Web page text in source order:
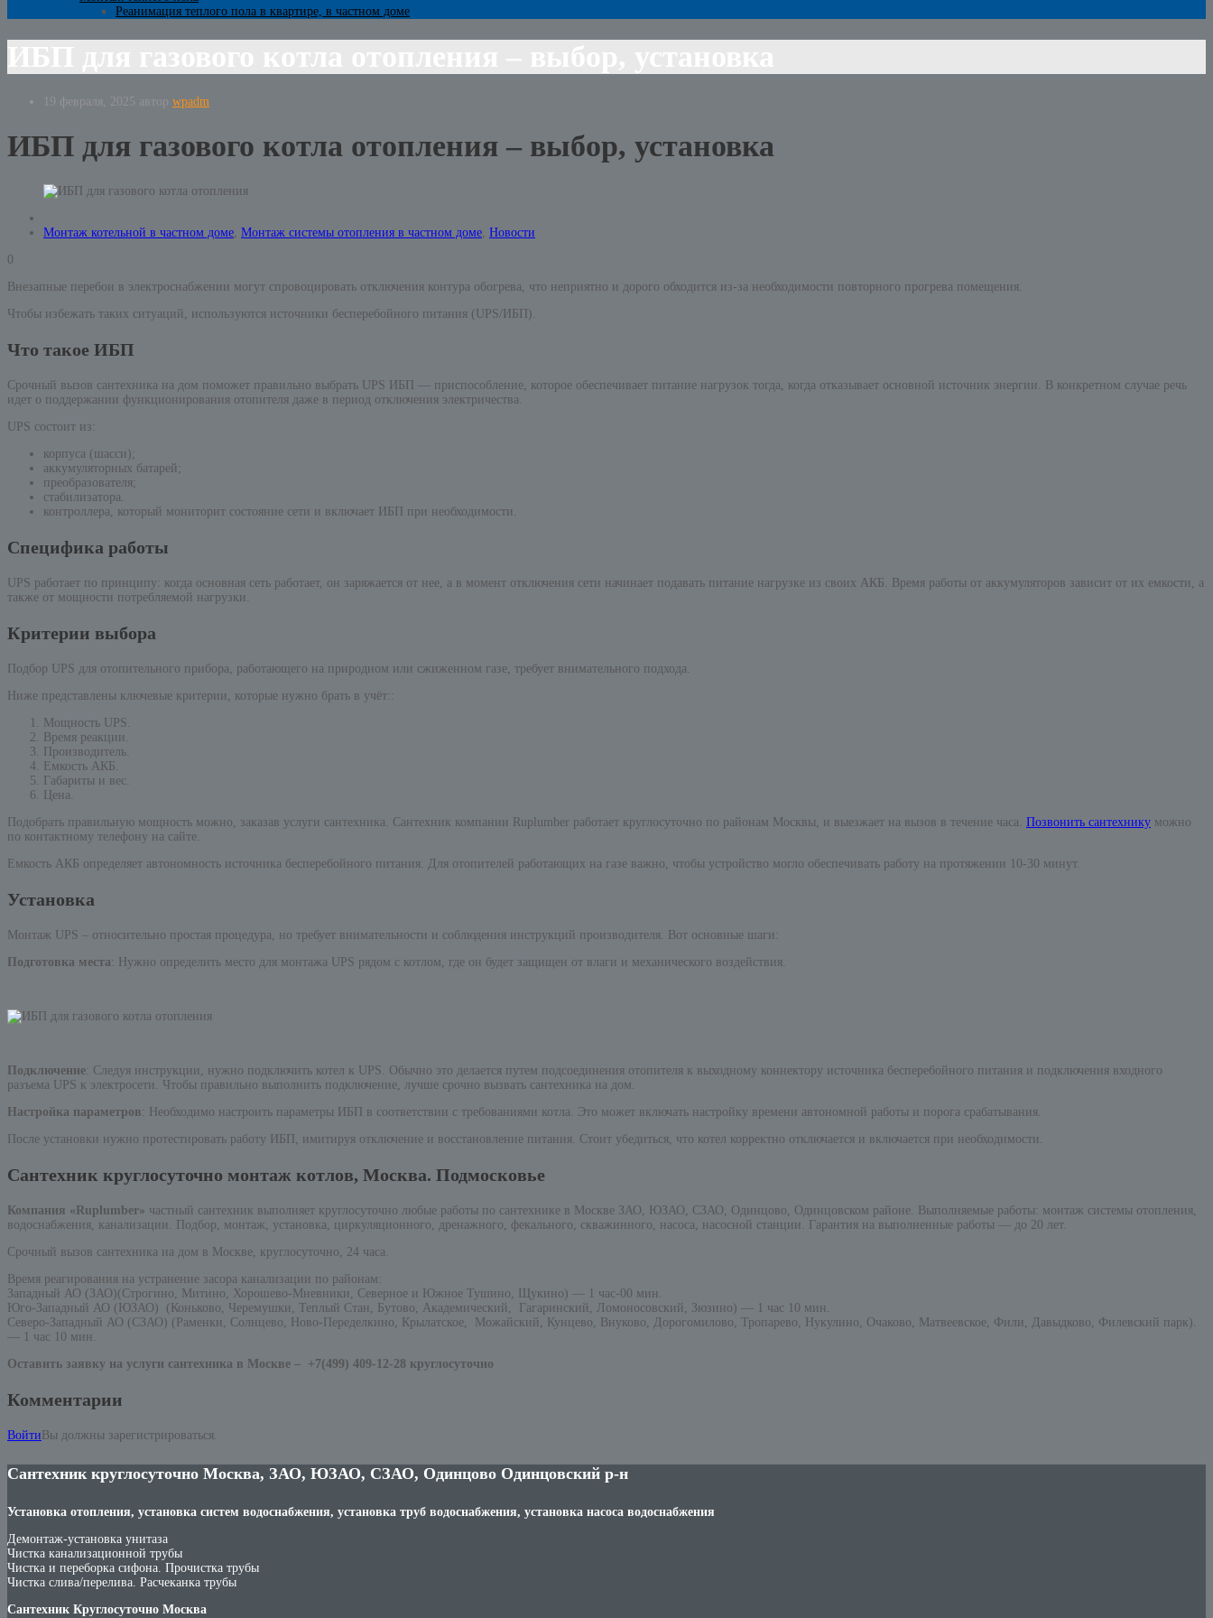
Реанимация теплого пола в квартире, в частном доме
19 февраля, 2025 автор wpadm
ИБП для газового котла отопления – выбор, установка
Монтаж котельной в частном доме, Монтаж системы отопления в частном доме, Новости
0
Внезапные перебои в электроснабжении могут спровоцировать отключения контура обогрева, что неприятно и дорого обходится из-за необходимости повторного прогрева помещения.
Чтобы избежать таких ситуаций, используются источники бесперебойного питания (UPS/ИБП).
Что такое ИБП
Срочный вызов сантехника на дом поможет правильно выбрать UPS ИБП — приспособление, которое обеспечивает питание нагрузок тогда, когда отказывает основной источник энергии. В конкретном случае речь
идет о поддержании функционирования отопителя даже в период отключения электричества.
UPS состоит из:
корпуса (шасси);
аккумуляторных батарей;
преобразователя;
стабилизатора.
контроллера, который мониторит состояние сети и включает ИБП при необходимости.
Специфика работы
UPS работает по принципу: когда основная сеть работает, он заряжается от нее, а в момент отключения сети начинает подавать питание нагрузке из своих АКБ. Время работы от аккумуляторов зависит от их емкости, а
также от мощности потребляемой нагрузки.
Критерии выбора
Подбор UPS для отопительного прибора, работающего на природном или сжиженном газе, требует внимательного подхода.
Ниже представлены ключевые критерии, которые нужно брать в учёт::
Мощность UPS.
Время реакции.
Производитель.
Емкость АКБ.
Габариты и вес.
Цена.
Подобрать правильную мощность можно, заказав услуги сантехника. Сантехник компании Ruplumber работает круглосуточно по районам Москвы, и выезжает на вызов в течение часа. Позвонить сантехнику можно
по контактному телефону на сайте.
Емкость АКБ определяет автономность источника бесперебойного питания. Для отопителей работающих на газе важно, чтобы устройство могло обеспечивать работу на протяжении 10-30 минут.
Установка
Монтаж UPS – относительно простая процедура, но требует внимательности и соблюдения инструкций производителя. Вот основные шаги:
Подготовка места: Нужно определить место для монтажа UPS рядом с котлом, где он будет защищен от влаги и механического воздействия.
Подключение: Следуя инструкции, нужно подключить котел к UPS. Обычно это делается путем подсоединения отопителя к выходному коннектору источника бесперебойного питания и подключения входного
разъема UPS к электросети. Чтобы правильно выполнить подключение, лучше срочно вызвать сантехника на дом.
Настройка параметров: Необходимо настроить параметры ИБП в соответствии с требованиями котла. Это может включать настройку времени автономной работы и порога срабатывания.
После установки нужно протестировать работу ИБП, имитируя отключение и восстановление питания. Стоит убедиться, что котел корректно отключается и включается при необходимости.
Сантехник круглосуточно монтаж котлов, Москва. Подмосковье
Компания «Ruplumber» частный сантехник выполняет круглосуточно любые работы по сантехнике в Москве ЗАО, ЮЗАО, СЗАО, Одинцово, Одинцовском районе. Выполняемые работы: монтаж системы отопления,
водоснабжения, канализации. Подбор, монтаж, установка, циркуляционного, дренажного, фекального, скважинного, насоса, насосной станции. Гарантия на выполненные работы — до 20 лет.
Срочный вызов сантехника на дом в Москве, круглосуточно, 24 часа.
Время реагирования на устранение засора канализации по районам:
Западный АО (ЗАО)(Строгино, Митино, Хорошево-Мневники, Северное и Южное Тушино, Щукино) — 1 час-00 мин.
Юго-Западный АО (ЮЗАО) (Коньково, Черемушки, Теплый Стан, Бутово, Академический, Гагаринский, Ломоносовский, Зюзино) — 1 час 10 мин.
Северо-Западный АО (СЗАО) (Раменки, Солнцево, Ново-Переделкино, Крылатское, Можайский, Кунцево, Внуково, Дорогомилово, Тропарево, Нукулино, Очаково, Матвеевское, Фили, Давыдково, Филевский парк).
— 1 час 10 мин.
Оставить заявку на услуги сантехника в Москве – +7(499) 409-12-28 круглосуточно
Комментарии
Войти Вы должны зарегистрироваться.
Сантехник круглосуточно Москва, ЗАО, ЮЗАО, СЗАО, Одинцово Одинцовский р-н
Установка отопления, установка систем водоснабжения, установка труб водоснабжения, установка насоса водоснабжения
Демонтаж-установка унитаза
Чистка канализационной трубы
Чистка и переборка сифона. Прочистка трубы
Чистка слива/перелива. Расчеканка трубы
Сантехник Круглосуточно Москва